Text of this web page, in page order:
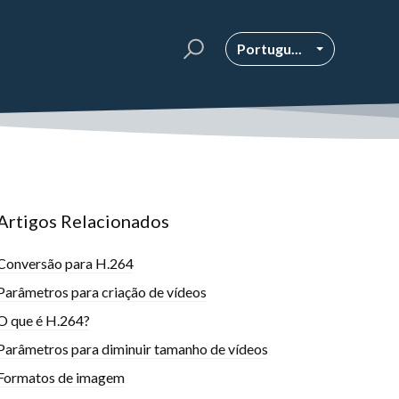
Portugu...
Relacionados
para H.264
para criação de vídeos
que é H.264?
para diminuir tamanho de vídeos
de imagem